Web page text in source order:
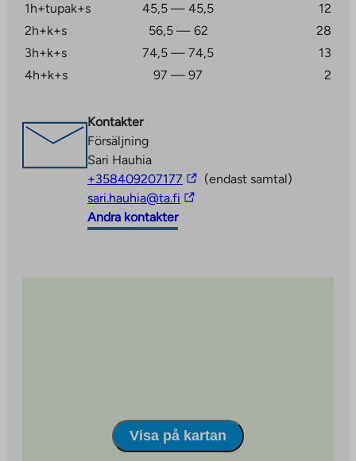
1h+tupak+s
45,5 — 45,5
12
2h+k+s
56,5 — 62
28
3h+k+s
74,5 — 74,5
13
4h+k+s
97 — 97 2
Kontakter
Försäljning
Sari Hauhia
+358409207177 The
link
(endast samtal)
sari.hauhia@ta.fi The
Andra kontakter
Visa på kartan